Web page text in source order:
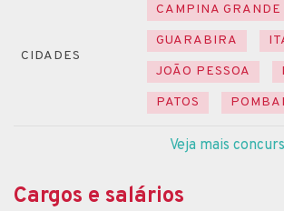
CIDADES
CAMPINA GRANDE
GUARABIRA
JOÃO PESSOA
PATOS
Veja mais
Cargos e salários